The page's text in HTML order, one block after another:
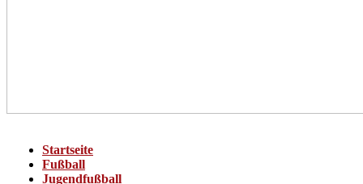
Startseite
Fußball
Jugendfußball